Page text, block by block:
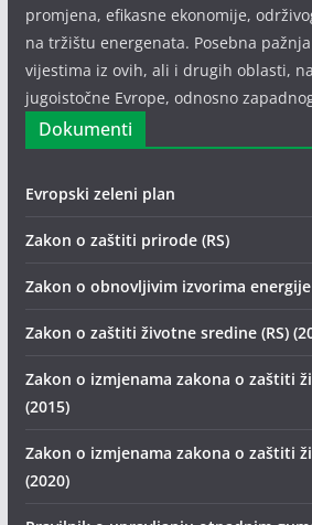
promjena, efikasne ekonomije,
na tržištu energenata. Posebna
vijestima iz ovih, ali i drugih oblasti,
jugoistočne Evrope, odnosno
Dokumenti
Evropski zeleni plan
Zakon o zaštiti prirode (RS)
Zakon o obnovljivim izvorima energije
Zakon o zaštiti životne sredine (RS)
Zakon o izmjenama zakona o zaštiti
(2015)
Zakon o izmjenama zakona o zaštiti
(2020)